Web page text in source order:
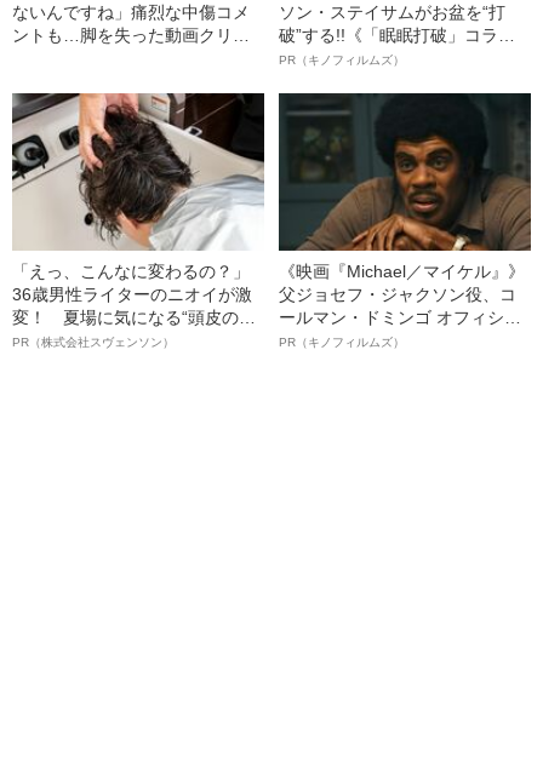
ないんですね」痛烈な中傷コメ
ントも…脚を失った動画クリエ
ソン・ステイサムがお盆を“打
破”する!!《「眠眠打破」コラ
ボ》
PR（キノフィルムズ）
「えっ、こんなに変わるの？」
36歳男性ライターのニオイが激
変！ 夏場に気になる“頭皮のニ
オイ”や“ベタつき”を解消す
PR（株式会社スヴェンソン）
《映画『Michael／マイケル』》
父ジョセフ・ジャクソン役、コ
ールマン・ドミンゴ オフィシャ
ルインタビュー“観客を魅了した
PR（キノフィルムズ）